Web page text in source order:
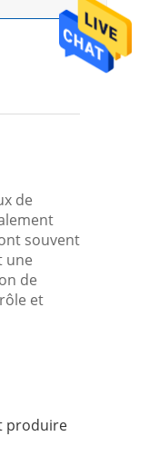
de
souvent
une
de
et
produire